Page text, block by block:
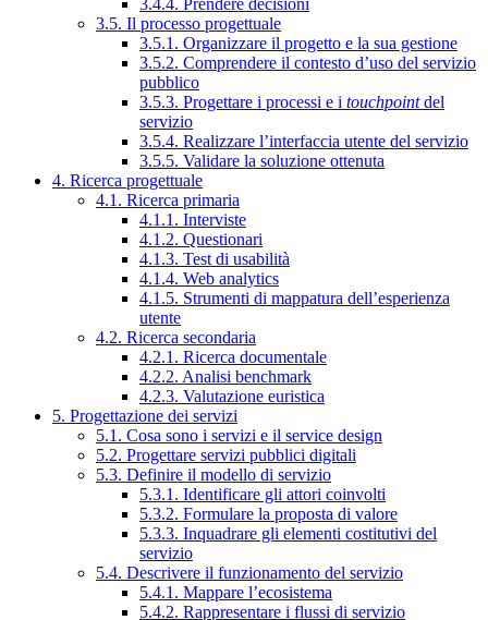
3.4.4. Prendere decisioni
3.5. Il processo progettuale
3.5.1. Organizzare il progetto e la sua gestione
3.5.2. Comprendere il contesto d’uso del servizio
pubblico
3.5.3. Progettare i processi e i touchpointdel
servizio
3.5.4. Realizzare l’interfaccia utente del servizio
3.5.5. Validare la soluzione ottenuta
4. Ricerca progettuale
4.1. Ricerca primaria
4.1.1. Interviste
4.1.2. Questionari
4.1.3. Test di usabilità
4.1.4. Web analytics
4.1.5. Strumenti di mappatura dell’esperienza
utente
4.2. Ricerca secondaria
4.2.1. Ricerca documentale
4.2.2. Analisi benchmark
4.2.3. Valutazione euristica
5. Progettazione dei servizi
5.1. Cosa sono i servizi e il service design
5.2. Progettare servizi pubblici digitali
5.3. Definire il modello di servizio
5.3.1. Identificare gli attori coinvolti
5.3.2. Formulare la proposta di valore
5.3.3. Inquadrare gli elementi costitutivi del
servizio
5.4. Descrivere il funzionamento del servizio
5.4.1. Mappare l’ecosistema
5.4.2. Rappresentare i flussi di servizio